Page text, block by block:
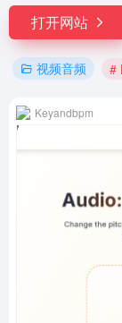
打开网站
视频音频 #
Keyandbpm